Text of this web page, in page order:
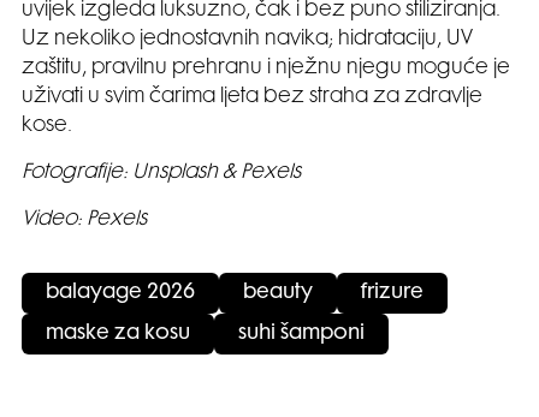
uvijek izgleda luksuzno, čak i bez puno stiliziranja.
Uz nekoliko jednostavnih navika; hidrataciju, UV
zaštitu, pravilnu prehranu i nježnu njegu moguće je
uživati u svim čarima ljeta bez straha za zdravlje
kose.
Fotografije: Unsplash & Pexels
Video: Pexels
balayage 2026 beauty frizure
maske za kosu suhi šamponi